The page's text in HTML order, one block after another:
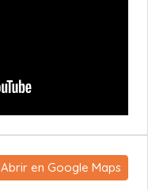
Abrir en Google Maps